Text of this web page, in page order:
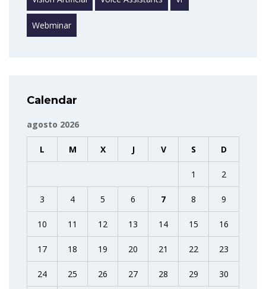
Webminar
Calendar
agosto 2026
L M X J V S D
1 2
3 4 5 6 7 8 9
10 11 12 13 14 15 16
17 18 19 20 21 22 23
24 25 26 27 28 29 30